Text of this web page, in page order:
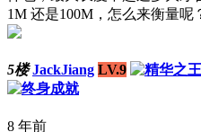
1M 还是100M，怎么来衡量呢
5楼 JackJiang LV.9
8 年前